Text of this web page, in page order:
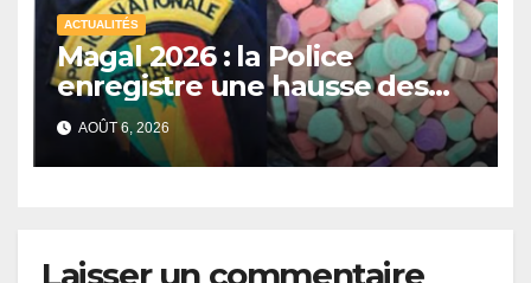
ACTUALITÉS
Magal 2026 : la Police
enregistre une hausse des
saisies de drogues de
synthèse malgré un recul de
certains stupéfiants
AOÛT 6, 2026
Laisser un commentaire